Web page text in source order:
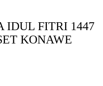
IDUL FITRI 1447
KONAWE